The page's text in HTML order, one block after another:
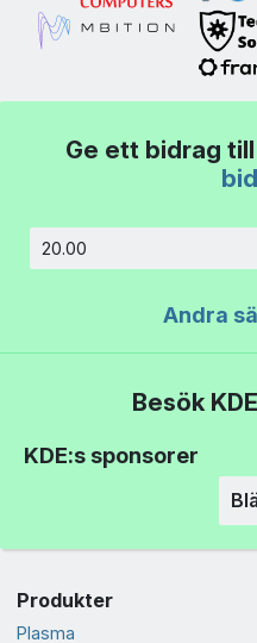
Ge ett bidrag till
Andra
Besök
KDE:s sponsorer
Produkter
Plasma